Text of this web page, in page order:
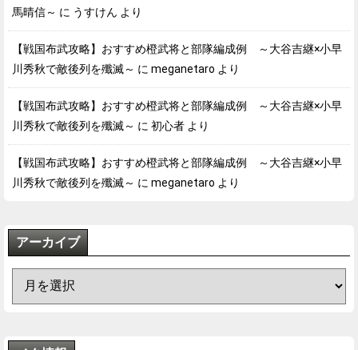
馬晴信～ に うすけん より
【戦国布武攻略】おすすめ橙武将と部隊編成例 ～大谷吉継×小早
川秀秋で敵後列を殲滅～ に meganetaro より
【戦国布武攻略】おすすめ橙武将と部隊編成例 ～大谷吉継×小早
川秀秋で敵後列を殲滅～ に 初心者 より
【戦国布武攻略】おすすめ橙武将と部隊編成例 ～大谷吉継×小早
川秀秋で敵後列を殲滅～ に meganetaro より
アーカイブ